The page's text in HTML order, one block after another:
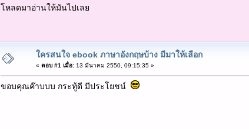
โหลดมาอ่านให้มันไปเลย
ใครสนใจ ebook ภาษาอังกฤษบ้าง มีมาให้เลือก
« ตอบ #1 เมื่อ:13 มีนาคม 2550, 09:15:35 »
ขอบคุณค๊าบบบ กระทู้ดี มีประโยชน์